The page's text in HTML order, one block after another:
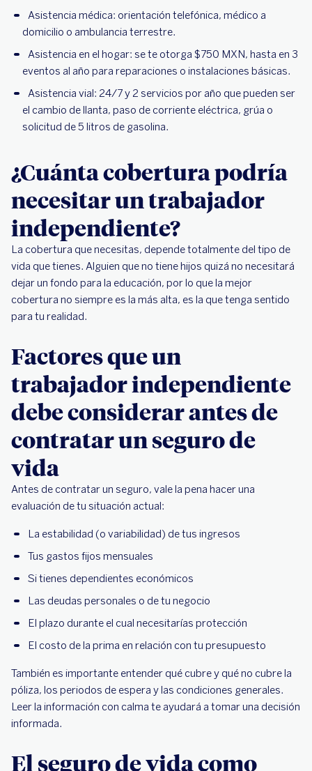
Asistencia médica: orientación telefónica, médico a
domicilio o ambulancia terrestre.
Asistencia en el hogar: se te otorga $750 MXN, hasta en 3
eventos al año para reparaciones o instalaciones básicas.
Asistencia vial: 24/7 y 2 servicios por año que pueden ser
el cambio de llanta, paso de corriente eléctrica, grúa o
solicitud de 5 litros de gasolina.
¿Cuánta cobertura podría
necesitar un trabajador
independiente?
La cobertura que necesitas, depende totalmente del tipo de
vida que tienes. Alguien que no tiene hijos quizá no necesitará
dejar un fondo para la educación, por lo que la mejor
cobertura no siempre es la más alta, es la que tenga sentido
para tu realidad.
Factores que un
trabajador independiente
debe considerar antes de
contratar un seguro de
vida
Antes de contratar un seguro, vale la pena hacer una
evaluación de tu situación actual:
La estabilidad (o variabilidad) de tus ingresos
Tus gastos fijos mensuales
Si tienes dependientes económicos
Las deudas personales o de tu negocio
El plazo durante el cual necesitarías protección
El costo de la prima en relación con tu presupuesto
También es importante entender qué cubre y qué no cubre la
póliza, los periodos de espera y las condiciones generales.
Leer la información con calma te ayudará a tomar una decisión
informada.
El seguro de vida como